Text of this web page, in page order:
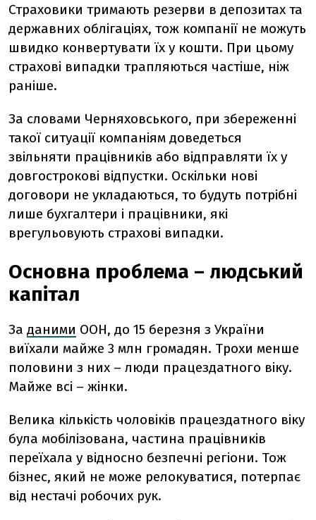
Страховики тримають резерви в депозитах та
державних облігаціях, тож компанії не можуть
швидко конвертувати їх у кошти. При цьому
страхові випадки трапляються частіше, ніж
раніше.
За словами Черняховського, при збереженні
такої ситуації компаніям доведеться
звільняти працівників або відправляти їх у
довгострокові відпустки. Оскільки нові
договори не укладаються, то будуть потрібні
лише бухгалтери і працівники, які
врегульовують страхові випадки.
Основна проблема – людський
капітал
За даними ООН, до 15 березня з України
виїхали майже 3 млн громадян. Трохи менше
половини з них – люди працездатного віку.
Майже всі – жінки.
Велика кількість чоловіків працездатного віку
була мобілізована, частина працівників
переїхала у відносно безпечні регіони. Тож
бізнес, який не може релокуватися, потерпає
від нестачі робочих рук.